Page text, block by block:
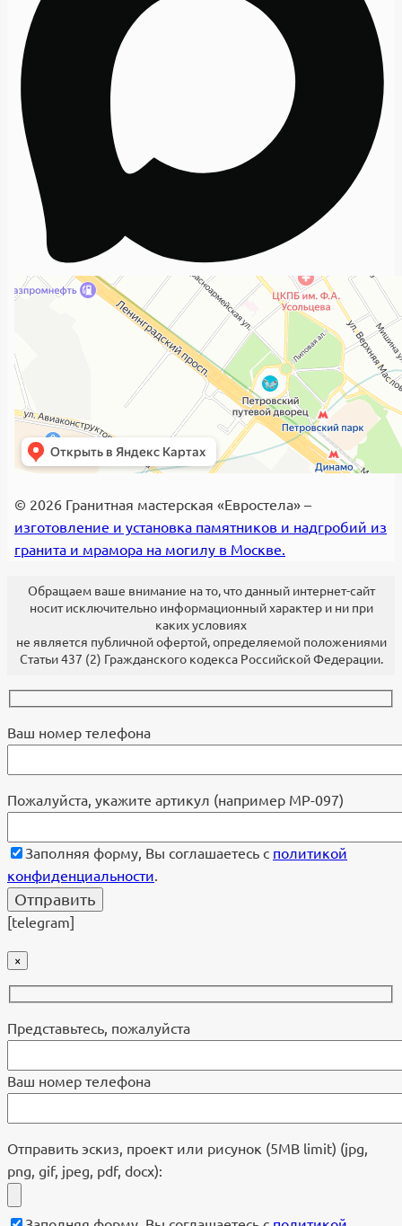
© 2026 Гранитная мастерская «Евростела» –
изготовление и установка памятников и надгробий из
гранита и мрамора на могилу в Москве.
Обращаем ваше внимание на то, что данный интернет-сайт
носит исключительно информационный характер и ни при
каких условиях
не является публичной офертой, определяемой положениями
Статьи 437 (2) Гражданского кодекса Российской Федерации.
Ваш номер телефона
Пожалуйста, укажите артикул (например МР-097)
Заполняя форму, Вы соглашаетесь с политикой
конфиденциальности.
[telegram]
×
Представьтесь, пожалуйста
Ваш номер телефона
Отправить эскиз, проект или рисунок (5MB limit) (jpg,
png, gif, jpeg, pdf, docx):